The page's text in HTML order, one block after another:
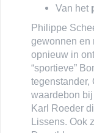
Van het
Philippe
gewonnen en
opnieuw in
“sportieve”
tegenstander,
waardebon
Karl Roeder
Lissens. Ook